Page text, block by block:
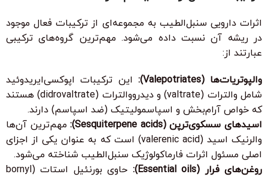
اثرات دارویی سنبل‌الطیب به مجموعه‌ای از ترکیبات فعال موجود
در ریشه آن نسبت داده می‌شود. مهم‌ترین گروه‌های ترکیبی
عبارتند از:
والپوتریات‌ها (Valepotriates):
این ترکیبات اپوکسی‌ایریدوئید
شامل والترات (valtrate) و دیدرووالترات (didrovaltrate) هستند
که خواص آرام‌بخش و اسپاسمولیتیک (ضد اسپاسم) دارند.
اسیدهای سسکوی‌ترپن (Sesquiterpene acids):
مهم‌ترین آن‌ها
والرنیک اسید (valerenic acid) است که به عنوان یکی از اجزای
اصلی مسئول اثرات فارماکولوژیک سنبل‌الطیب شناخته می‌شود.
روغن‌های فرار (Essential oils):
حاوی بورنئیل استات (bornyl